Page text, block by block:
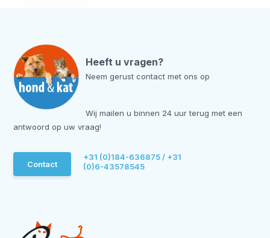
Heeft u vragen?
Neem gerust contact met ons op
Wij mailen u binnen 24 uur terug met een
antwoord op uw vraag!
Contact
+31 (0)184-636875 / +31
(0)6-43578545